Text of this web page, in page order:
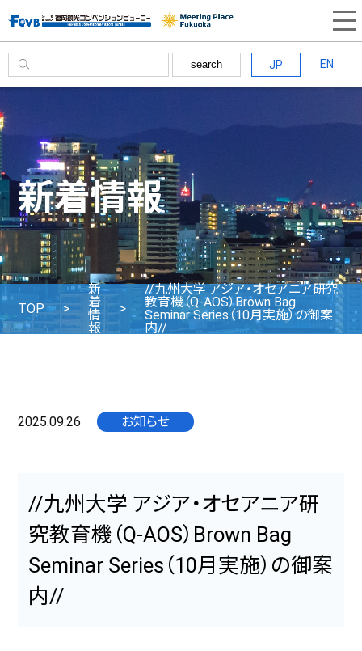
search JP EN
新着情報
TOP
新
着
情
報
//九州大学 アジア・オセアニア研究
教育機（Q-AOS）Brown Bag
Seminar Series（10月実施）の御案
内//
2025.09.26 お知らせ
//九州大学 アジア・オセアニア研
究教育機（Q-AOS）Brown Bag
Seminar Series（10月実施）の御案
内//